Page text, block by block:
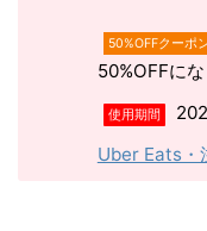
50%OFFクーポ
50%OFFに
使用期間
Uber Eats・